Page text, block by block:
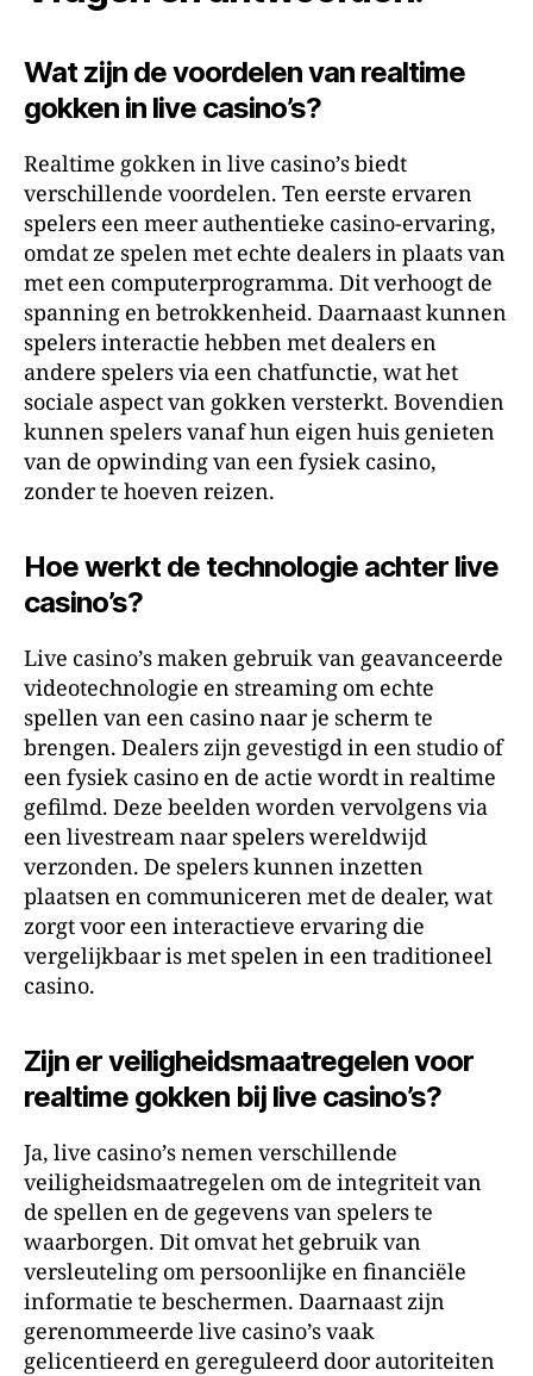
Wat zijn de voordelen van realtime
gokken in live casino’s?
Realtime gokken in live casino’s biedt
verschillende voordelen. Ten eerste ervaren
spelers een meer authentieke casino-ervaring,
omdat ze spelen met echte dealers in plaats van
met een computerprogramma. Dit verhoogt de
spanning en betrokkenheid. Daarnaast kunnen
spelers interactie hebben met dealers en
andere spelers via een chatfunctie, wat het
sociale aspect van gokken versterkt. Bovendien
kunnen spelers vanaf hun eigen huis genieten
van de opwinding van een fysiek casino,
zonder te hoeven reizen.
Hoe werkt de technologie achter live
casino’s?
Live casino’s maken gebruik van geavanceerde
videotechnologie en streaming om echte
spellen van een casino naar je scherm te
brengen. Dealers zijn gevestigd in een studio of
een fysiek casino en de actie wordt in realtime
gefilmd. Deze beelden worden vervolgens via
een livestream naar spelers wereldwijd
verzonden. De spelers kunnen inzetten
plaatsen en communiceren met de dealer, wat
zorgt voor een interactieve ervaring die
vergelijkbaar is met spelen in een traditioneel
casino.
Zijn er veiligheidsmaatregelen voor
realtime gokken bij live casino’s?
Ja, live casino’s nemen verschillende
veiligheidsmaatregelen om de integriteit van
de spellen en de gegevens van spelers te
waarborgen. Dit omvat het gebruik van
versleuteling om persoonlijke en financiële
informatie te beschermen. Daarnaast zijn
gerenommeerde live casino’s vaak
gelicentieerd en gereguleerd door autoriteiten